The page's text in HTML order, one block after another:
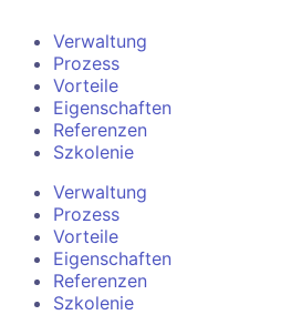
Verwaltung
Prozess
Vorteile
Eigenschaften
Referenzen
Szkolenie
Verwaltung
Prozess
Vorteile
Eigenschaften
Referenzen
Szkolenie